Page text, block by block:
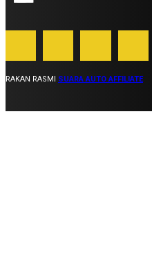
RAKAN RASMI SUARA AUTO AFFILIATE